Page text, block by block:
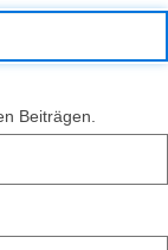
Beiträgen.